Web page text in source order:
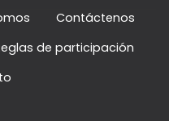
Contáctenos
de participación